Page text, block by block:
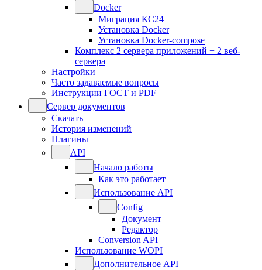
Docker
Миграция КС24
Установка Docker
Установка Docker-compose
Комплекс 2 сервера приложений + 2 веб-
сервера
Настройки
Часто задаваемые вопросы
Инструкции ГОСТ и PDF
Сервер документов
Скачать
История изменений
Плагины
API
Начало работы
Как это работает
Использование API
Config
Документ
Редактор
Conversion API
Использование WOPI
Дополнительное API